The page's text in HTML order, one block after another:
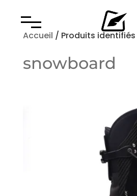
Accueil / Produits
snowboard